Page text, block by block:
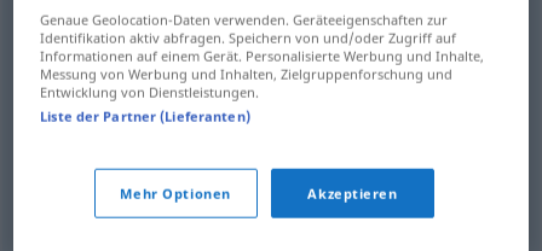
fehlerhaft vizioso FIG
Beispiele
Genaue Geolocation-Daten verwenden. Geräteeigenschaften zur
Identifikation aktiv abfragen. Speichern von und/oder Zugriff auf
Informationen auf einem Gerät. Personalisierte Werbung und Inhalte,
Messung von Werbung und Inhalten, Zielgruppenforschung und
Entwicklung von Dienstleistungen.
Liste der Partner (Lieferanten)
Mehr Optionen Akzeptieren